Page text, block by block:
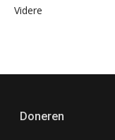
Videre
Doneren